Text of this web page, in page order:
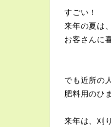
すごい！
来年の夏は
お客さんに
でも近所の
肥料用のひ
来年は、刈